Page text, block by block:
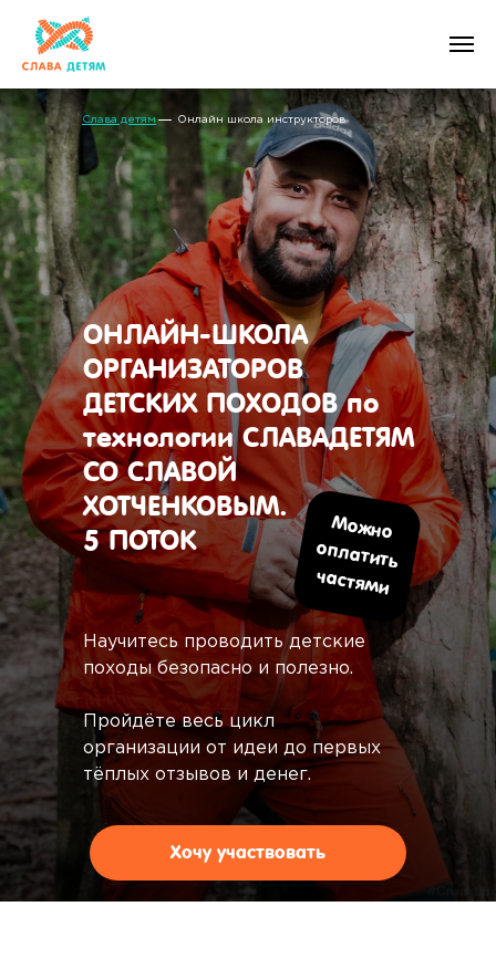
Онлайн школа инструкторов
ОНЛАЙН-ШКОЛА
ОРГАНИЗАТОРОВ
ДЕТСКИХ ПОХОДОВ по
технологии СЛАВАДЕТЯМ
СО СЛАВОЙ
ХОТЧЕНКОВЫМ.
5 ПОТОК
Слава детям
Научитесь проводить детские
походы безопасно и полезно.
Пройдёте весь цикл
организации от идеи до первых
тёплых отзывов и денег.
Хочу участвовать
М
ож
но
оплатить
частям
и